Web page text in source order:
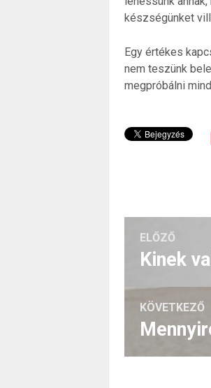
készségünket
Egy értékes
nem teszünk
megpróbálni
ELŐZŐ
KÖVETKEZŐ